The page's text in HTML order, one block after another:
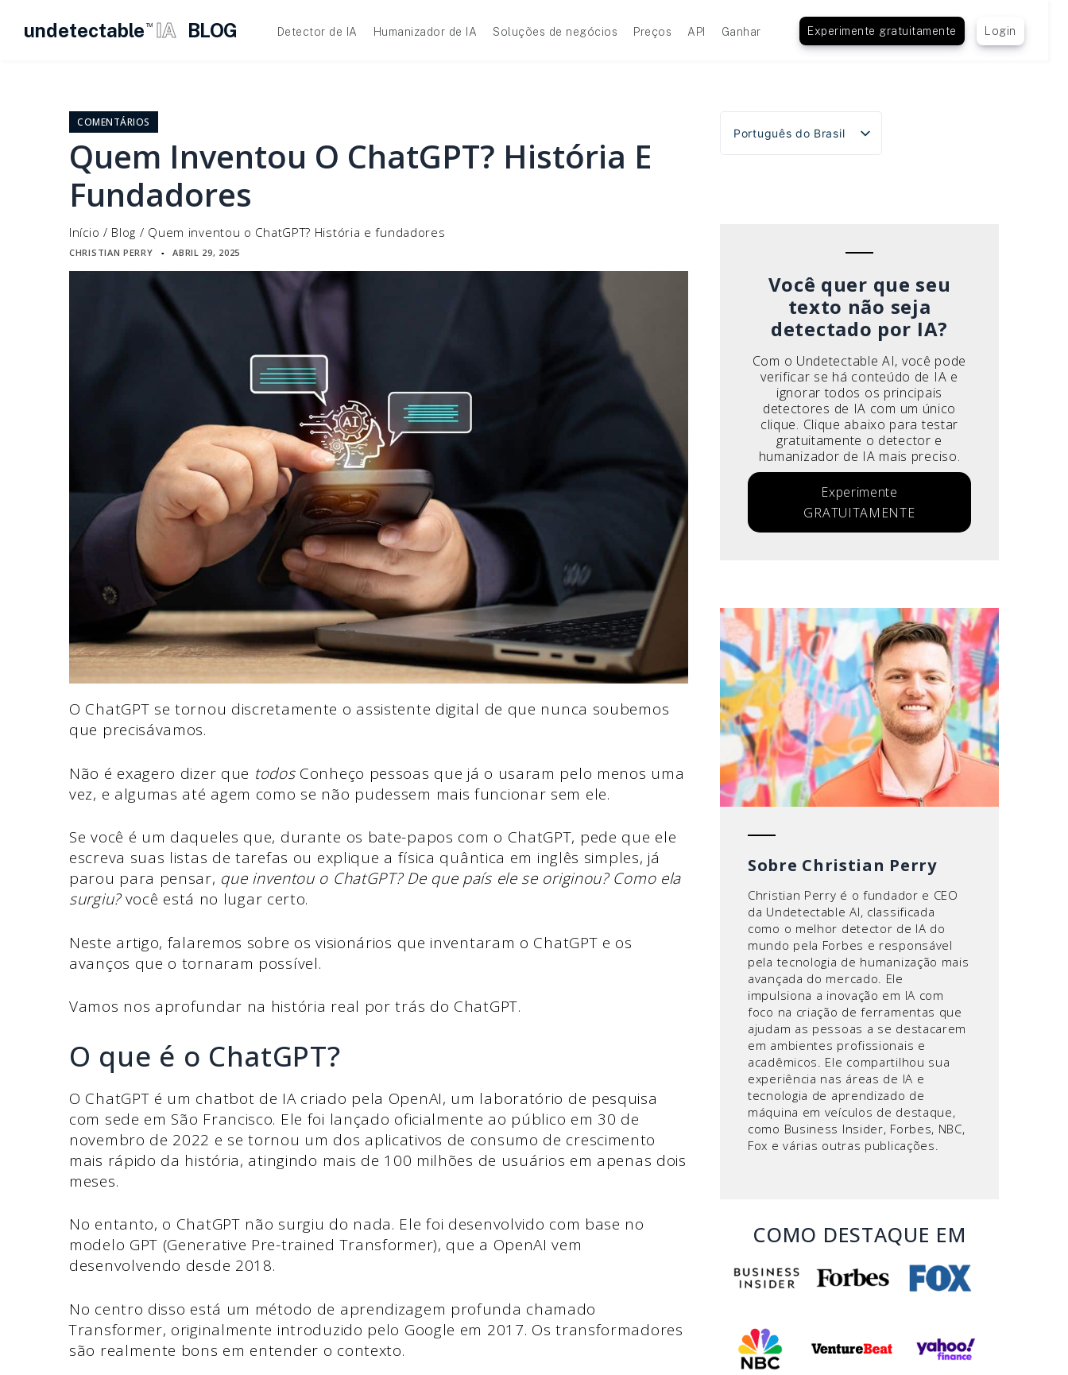
undetectable TM IA BLOG Detector de IA Humanizador de IA Soluções de negócios Preços API Ganhar Experimente gratuitamente Login
conteúdo
COMENTÁRIOS
Quem Inventou O ChatGPT? História E
Fundadores
Início / Blog / Quem inventou o ChatGPT? História e fundadores
CHRISTIAN PERRY ▪ ABRIL 29, 2025
O ChatGPT se tornou discretamente o assistente digital de que nunca soubemos
que precisávamos.
Não é exagero dizer que todosConheço pessoas que já o usaram pelo menos uma
vez, e algumas até agem como se não pudessem mais funcionar sem ele.
Se você é um daqueles que, durante os bate-papos com o ChatGPT, pede que ele
escreva suas listas de tarefas ou explique a física quântica em inglês simples, já
parou para pensar, que inventou o ChatGPT? De que país ele se originou? Como ela
surgiu?você está no lugar certo.
Neste artigo, falaremos sobre os visionários que inventaram o ChatGPT e os
avanços que o tornaram possível.
Vamos nos aprofundar na história real por trás do ChatGPT.
O que é o ChatGPT?
O ChatGPT é um chatbot de IA criado pela OpenAI, um laboratório de pesquisa
com sede em São Francisco. Ele foi lançado oficialmente ao público em 30 de
novembro de 2022 e se tornou um dos aplicativos de consumo de crescimento
mais rápido da história, atingindo mais de 100 milhões de usuários em apenas dois
meses.
No entanto, o ChatGPT não surgiu do nada. Ele foi desenvolvido com base no
modelo GPT (Generative Pre-trained Transformer), que a OpenAI vem
desenvolvendo desde 2018.
No centro disso está um método de aprendizagem profunda chamado
Transformer, originalmente introduzido pelo Google em 2017. Os transformadores
são realmente bons em entender o contexto.
Português do Brasil
English
Você quer que seu
texto não seja
detectado por IA?
Com o Undetectable AI, você pode
verificar se há conteúdo de IA e
ignorar todos os principais
detectores de IA com um único
clique. Clique abaixo para testar
gratuitamente o detector e
humanizador de IA mais preciso.
Experimente
GRATUITAMENTE
Sobre Christian Perry
Christian Perry é o fundador e CEO
da Undetectable AI, classificada
como o melhor detector de IA do
mundo pela Forbes e responsável
pela tecnologia de humanização mais
avançada do mercado. Ele
impulsiona a inovação em IA com
foco na criação de ferramentas que
ajudam as pessoas a se destacarem
em ambientes profissionais e
acadêmicos. Ele compartilhou sua
experiência nas áreas de IA e
tecnologia de aprendizado de
máquina em veículos de destaque,
como Business Insider, Forbes, NBC,
Fox e várias outras publicações.
COMO DESTAQUE EM